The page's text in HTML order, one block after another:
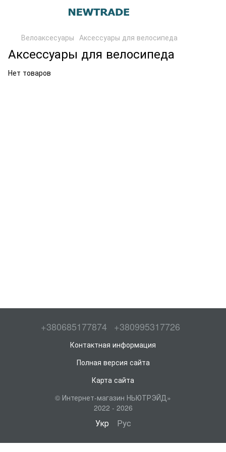
Велоаксесуары Аксессуары для велосипеда
Аксессуары для велосипеда
Нет товаров
+380685177874 +380995317726
Контактная информация
Полная версия сайта
Карта сайта
© Интернет-магазин НЬЮТРЭЙД»
2022 - 2026
Укр Рус